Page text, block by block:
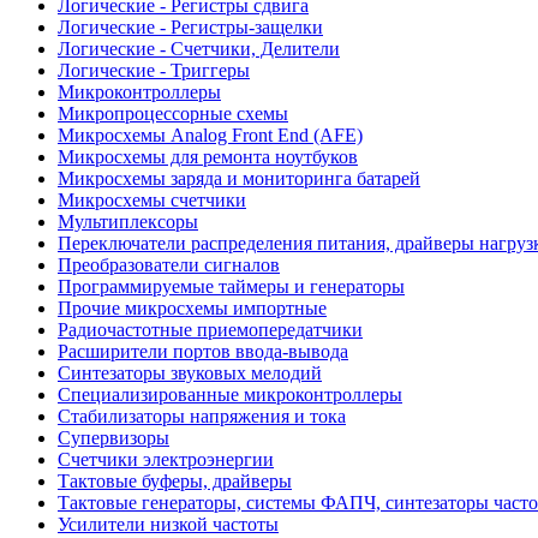
Логические - Регистры сдвига
Логические - Регистры-защелки
Логические - Счетчики, Делители
Логические - Триггеры
Микроконтроллеры
Микропроцессорные схемы
Микросхемы Analog Front End (AFE)
Микросхемы для ремонта ноутбуков
Микросхемы заряда и мониторинга батарей
Микросхемы счетчики
Мультиплексоры
Переключатели распределения питания, драйверы
Преобразователи сигналов
Программируемые таймеры и генераторы
Прочие микросхемы импортные
Радиочастотные приемопередатчики
Расширители портов ввода-вывода
Синтезаторы звуковых мелодий
Специализированные микроконтроллеры
Стабилизаторы напряжения и тока
Супервизоры
Счетчики электроэнергии
Тактовые буферы, драйверы
Тактовые генераторы, системы ФАПЧ, синтезаторы
Усилители низкой частоты